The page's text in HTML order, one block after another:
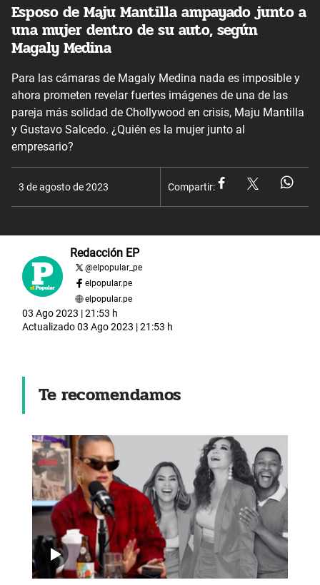
Esposo de Maju Mantilla ampayado junto a
una mujer dentro de su auto, según
Magaly Medina
Para las cámaras de Magaly Medina nada es imposible y
ahora prometen revelar fuertes imágenes de una de las
pareja más solidad de Chollywood en crisis, Maju Mantilla
y Gustavo Salcedo. ¿Quién es la mujer junto al
empresario?
3 de agosto de 2023 Compartir:
Redacción EP
@elpopular_pe
elpopular.pe
elpopular.pe
03 Ago 2023 | 21:53 h
Actualizado03 Ago 2023 | 21:53 h
Te recomendamos